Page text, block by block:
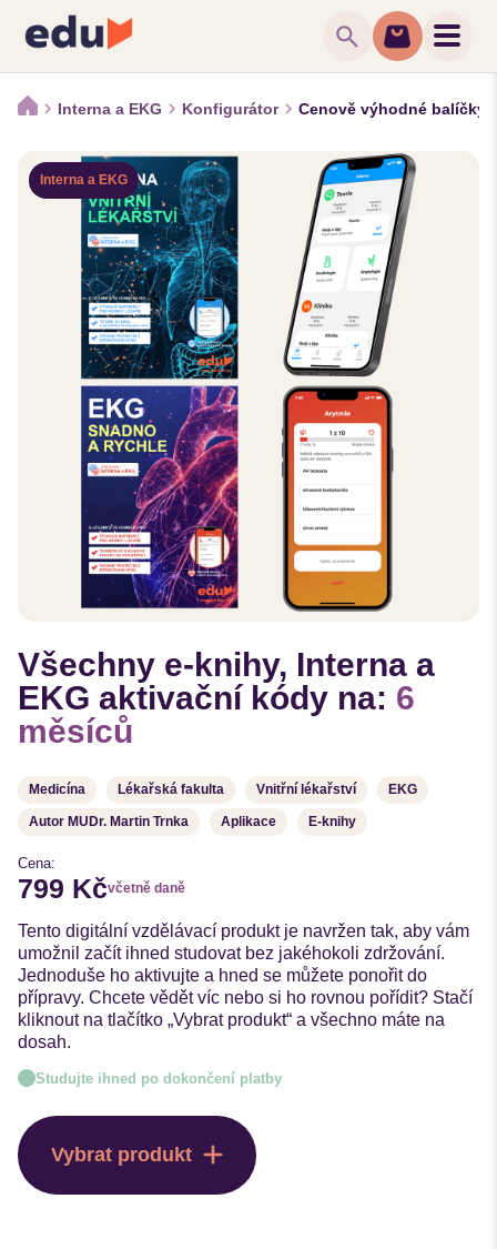
search
Interna a EKG Konfigurátor Cenově výhodné balíčky
Interna a EKG
Všechny e-knihy, Interna a
EKG aktivační kódy na: 6
měsíců
Medicína Lékařská fakulta Vnitřní lékařství EKG
Autor MUDr. Martin Trnka Aplikace E-knihy
Cena:
799 Kčvčetně daně
Tento digitální vzdělávací produkt je navržen tak, aby vám
umožnil začít ihned studovat bez jakéhokoli zdržování.
Jednoduše ho aktivujte a hned se můžete ponořit do
přípravy. Chcete vědět víc nebo si ho rovnou pořídit? Stačí
kliknout na tlačítko „Vybrat produkt“ a všechno máte na
dosah.
Studujte ihned po dokončení platby
Vybrat produkt